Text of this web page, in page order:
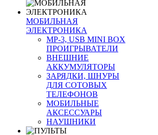
МОБИЛЬНАЯ
ЭЛЕКТРОНИКА
MP-3, USB MINI BOX
ПРОИГРЫВАТЕЛИ
ВНЕШНИЕ
АККУМУЛЯТОРЫ
ЗАРЯДКИ, ШНУРЫ
ДЛЯ СОТОВЫХ
ТЕЛЕФОНОВ
МОБИЛЬНЫЕ
АКСЕССУАРЫ
НАУШНИКИ